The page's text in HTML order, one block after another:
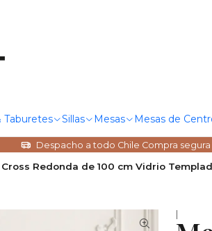
Taburetes Sillas Mesas Mesas de
Despacho a todo Chile Compra
Redonda de 100 cm Vidrio
|